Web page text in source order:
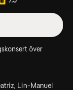
över
Lin-Manuel